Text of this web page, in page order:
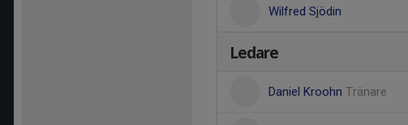
Wilfred Sjödin
Ledare
Daniel Kroohn Tränare